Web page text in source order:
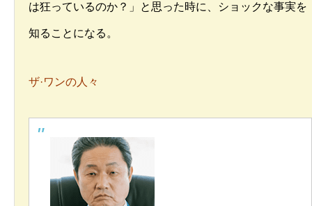
は狂っているのか？」と思った時に、ショックな事実を
知ることになる。
ザ·ワンの人々